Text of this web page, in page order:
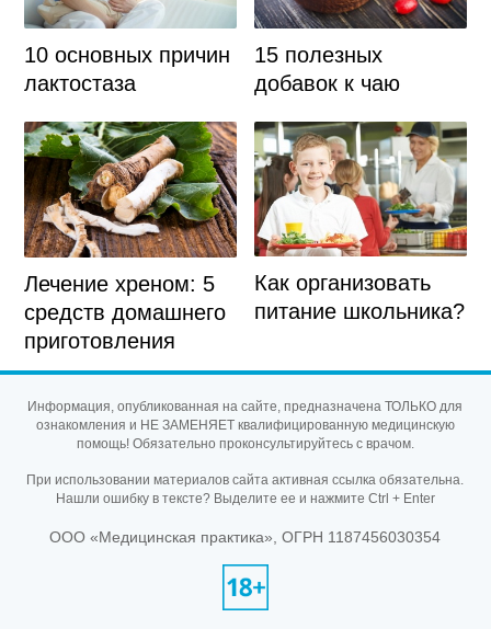
10 основных причин
лактостаза
15 полезных
добавок к чаю
Лечение хреном: 5
средств домашнего
приготовления
Как организовать
питание школьника?
Информация, опубликованная на сайте, предназначена ТОЛЬКО для
ознакомления и НЕ ЗАМЕНЯЕТ квалифицированную медицинскую
помощь! Обязательно проконсультируйтесь с врачом.
При использовании материалов сайта активная ссылка обязательна.
Нашли ошибку в тексте? Выделите ее и нажмите Ctrl + Enter
ООО «Медицинская практика», ОГРН 1187456030354